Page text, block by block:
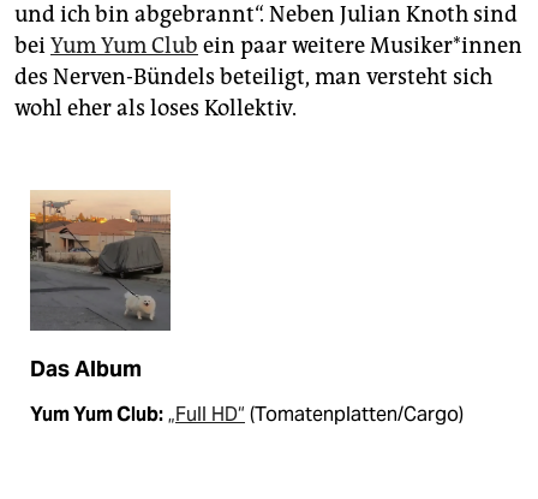
und ich bin abgebrannt“. Neben Julian Knoth sind
beiYum Yum Club ein paar weitere Mu­si­ke­r*in­nen
des Nerven-Bündels beteiligt, man versteht sich
wohl eher als loses Kollektiv.
Das Album
Yum Yum Club:„Full HD“ (Tomatenplatten/Cargo)